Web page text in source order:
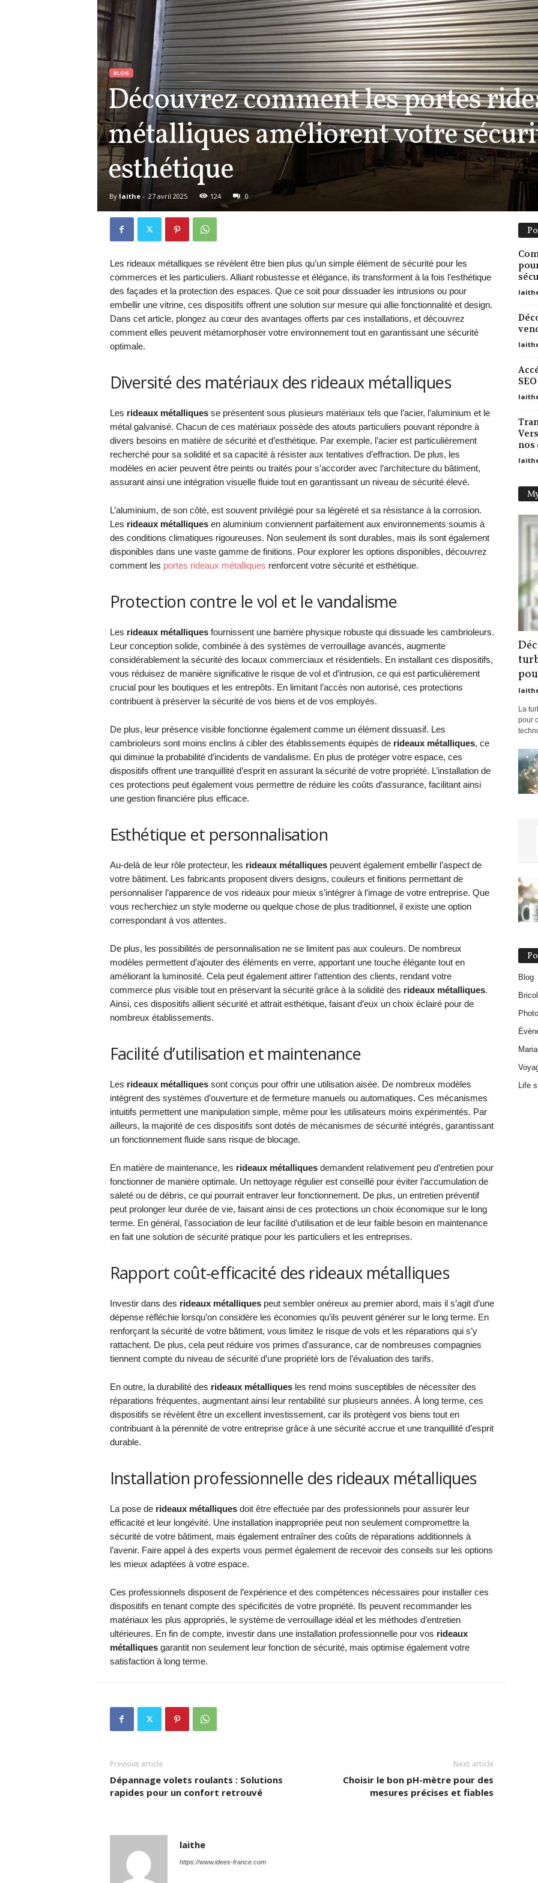
BLOG
Découvrez comment les portes
métalliques améliorent votre
esthétique
By laithe- 27 avril 2025 124 0
Les rideaux métalliques se révèlent être bien plus qu’un simple élément de sécurité pour les
commerces et les particuliers. Alliant robustesse et élégance, ils transforment à la fois l’esthétique
des façades et la protection des espaces. Que ce soit pour dissuader les intrusions ou pour
embellir une vitrine, ces dispositifs offrent une solution sur mesure qui allie fonctionnalité et design.
Dans cet article, plongez au cœur des avantages offerts par ces installations, et découvrez
comment elles peuvent métamorphoser votre environnement tout en garantissant une sécurité
optimale.
Diversité des matériaux des rideaux métalliques
Les rideaux métalliquesse présentent sous plusieurs matériaux tels que l’acier, l’aluminium et le
métal galvanisé. Chacun de ces matériaux possède des atouts particuliers pouvant répondre à
divers besoins en matière de sécurité et d’esthétique. Par exemple, l’acier est particulièrement
recherché pour sa solidité et sa capacité à résister aux tentatives d’effraction. De plus, les
modèles en acier peuvent être peints ou traités pour s’accorder avec l’architecture du bâtiment,
assurant ainsi une intégration visuelle fluide tout en garantissant un niveau de sécurité élevé.
L’aluminium, de son côté, est souvent privilégié pour sa légèreté et sa résistance à la corrosion.
Les rideaux métalliquesen aluminium conviennent parfaitement aux environnements soumis à
des conditions climatiques rigoureuses. Non seulement ils sont durables, mais ils sont également
disponibles dans une vaste gamme de finitions. Pour explorer les options disponibles, découvrez
comment les portes rideaux métalliques renforcent votre sécurité et esthétique.
Protection contre le vol et le vandalisme
Les rideaux métalliquesfournissent une barrière physique robuste qui dissuade les cambrioleurs.
Leur conception solide, combinée à des systèmes de verrouillage avancés, augmente
considérablement la sécurité des locaux commerciaux et résidentiels. En installant ces dispositifs,
vous réduisez de manière significative le risque de vol et d’intrusion, ce qui est particulièrement
crucial pour les boutiques et les entrepôts. En limitant l’accès non autorisé, ces protections
contribuent à préserver la sécurité de vos biens et de vos employés.
De plus, leur présence visible fonctionne également comme un élément dissuasif. Les
cambrioleurs sont moins enclins à cibler des établissements équipés de rideaux métalliques, ce
qui diminue la probabilité d’incidents de vandalisme. En plus de protéger votre espace, ces
dispositifs offrent une tranquillité d’esprit en assurant la sécurité de votre propriété. L’installation de
ces protections peut également vous permettre de réduire les coûts d’assurance, facilitant ainsi
une gestion financière plus efficace.
Esthétique et personnalisation
Au-delà de leur rôle protecteur, les rideaux métalliquespeuvent également embellir l’aspect de
votre bâtiment. Les fabricants proposent divers designs, couleurs et finitions permettant de
personnaliser l’apparence de vos rideaux pour mieux s’intégrer à l’image de votre entreprise. Que
vous recherchiez un style moderne ou quelque chose de plus traditionnel, il existe une option
correspondant à vos attentes.
De plus, les possibilités de personnalisation ne se limitent pas aux couleurs. De nombreux
modèles permettent d’ajouter des éléments en verre, apportant une touche élégante tout en
améliorant la luminosité. Cela peut également attirer l’attention des clients, rendant votre
commerce plus visible tout en préservant la sécurité grâce à la solidité des rideaux métalliques.
Ainsi, ces dispositifs allient sécurité et attrait esthétique, faisant d’eux un choix éclairé pour de
nombreux établissements.
Facilité d’utilisation et maintenance
Les rideaux métalliquessont conçus pour offrir une utilisation aisée. De nombreux modèles
intègrent des systèmes d’ouverture et de fermeture manuels ou automatiques. Ces mécanismes
intuitifs permettent une manipulation simple, même pour les utilisateurs moins expérimentés. Par
ailleurs, la majorité de ces dispositifs sont dotés de mécanismes de sécurité intégrés, garantissant
un fonctionnement fluide sans risque de blocage.
En matière de maintenance, les rideaux métalliquesdemandent relativement peu d’entretien pour
fonctionner de manière optimale. Un nettoyage régulier est conseillé pour éviter l’accumulation de
saleté ou de débris, ce qui pourrait entraver leur fonctionnement. De plus, un entretien préventif
peut prolonger leur durée de vie, faisant ainsi de ces protections un choix économique sur le long
terme. En général, l’association de leur facilité d’utilisation et de leur faible besoin en maintenance
en fait une solution de sécurité pratique pour les particuliers et les entreprises.
Rapport coût-efficacité des rideaux métalliques
Investir dans des rideaux métalliquespeut sembler onéreux au premier abord, mais il s’agit d’une
dépense réfléchie lorsqu’on considère les économies qu’ils peuvent générer sur le long terme. En
renforçant la sécurité de votre bâtiment, vous limitez le risque de vols et les réparations qui s’y
rattachent. De plus, cela peut réduire vos primes d’assurance, car de nombreuses compagnies
tiennent compte du niveau de sécurité d’une propriété lors de l’évaluation des tarifs.
En outre, la durabilité des rideaux métalliquesles rend moins susceptibles de nécessiter des
réparations fréquentes, augmentant ainsi leur rentabilité sur plusieurs années. À long terme, ces
dispositifs se révèlent être un excellent investissement, car ils protègent vos biens tout en
contribuant à la pérennité de votre entreprise grâce à une sécurité accrue et une tranquillité d’esprit
durable.
Installation professionnelle des rideaux métalliques
La pose de rideaux métalliquesdoit être effectuée par des professionnels pour assurer leur
efficacité et leur longévité. Une installation inappropriée peut non seulement compromettre la
sécurité de votre bâtiment, mais également entraîner des coûts de réparations additionnels à
l’avenir. Faire appel à des experts vous permet également de recevoir des conseils sur les options
les mieux adaptées à votre espace.
Ces professionnels disposent de l’expérience et des compétences nécessaires pour installer ces
dispositifs en tenant compte des spécificités de votre propriété. Ils peuvent recommander les
matériaux les plus appropriés, le système de verrouillage idéal et les méthodes d’entretien
ultérieures. En fin de compte, investir dans une installation professionnelle pour vos rideaux
métalliquesgarantit non seulement leur fonction de sécurité, mais optimise également votre
satisfaction à long terme.
Previous article
Dépannage volets roulants : Solutions
rapides pour un confort retrouvé
Next article
Choisir le bon pH-mètre pour des
mesures précises et fiables
laithe
https://www.idees-france.com
nos
La
pour
Blog
Life